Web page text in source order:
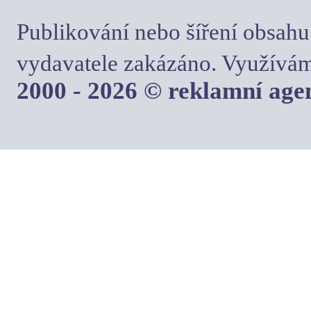
Publikování nebo šíření
vydavatele zakázáno.
2000 - 2026 © reklamní